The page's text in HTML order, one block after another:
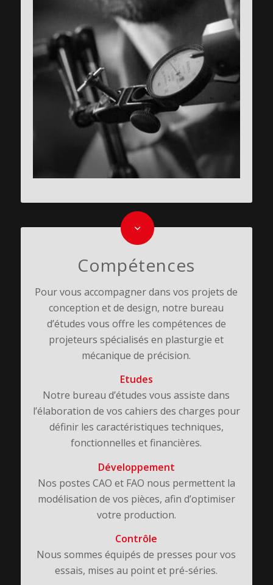
Compétences
Pour vous accompagner dans vos projets de
conception et de design, notre bureau
d’études vous offre les compétences de
projeteurs spécialisés en plasturgie et
mécanique de précision.
Etudes
Notre bureau d’études vous assiste dans
l’élaboration de vos cahiers des charges pour
définir les caractéristiques techniques,
fonctionnelles et financières.
Développement
Nos postes CAO et FAO nous permettent la
modélisation de vos pièces, afin d’optimiser
votre production.
Contrôle
Nous sommes équipés de presses pour vos
essais, mises au point et pré-séries.